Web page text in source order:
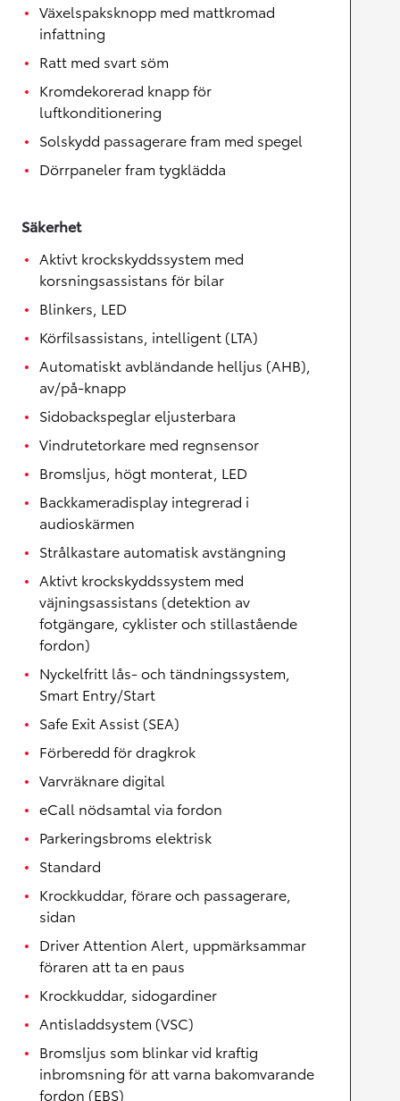
Växelspaksknopp med mattkromad
infattning
Ratt med svart söm
Kromdekorerad knapp för
luftkonditionering
Solskydd passagerare fram med spegel
Dörrpaneler fram tygklädda
Säkerhet
Aktivt krockskyddssystem med
korsningsassistans för bilar
Blinkers, LED
Körfilsassistans, intelligent (LTA)
Automatiskt avbländande helljus (AHB),
av/på-knapp
Sidobackspeglar eljusterbara
Vindrutetorkare med regnsensor
Bromsljus, högt monterat, LED
Backkameradisplay integrerad i
audioskärmen
Strålkastare automatisk avstängning
Aktivt krockskyddssystem med
väjningsassistans (detektion av
fotgängare, cyklister och stillastående
fordon)
Nyckelfritt lås- och tändningssystem,
Smart Entry/Start
Safe Exit Assist (SEA)
Förberedd för dragkrok
Varvräknare digital
eCall nödsamtal via fordon
Parkeringsbroms elektrisk
Standard
Krockkuddar, förare och passagerare,
sidan
Driver Attention Alert, uppmärksammar
föraren att ta en paus
Krockkuddar, sidogardiner
Antisladdsystem (VSC)
Bromsljus som blinkar vid kraftig
inbromsning för att varna bakomvarande
fordon (EBS)